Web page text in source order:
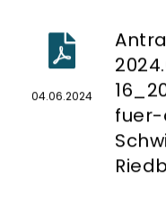
04.06.2024